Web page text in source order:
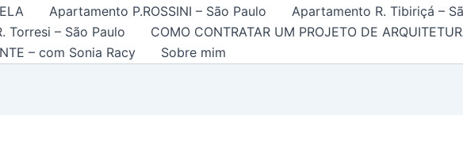
Apartamento P.ROSSINI – São Paulo
Apartamento R. Tibiriçá –
Torresi – São Paulo
COMO CONTRATAR UM PROJETO DE
– com Sonia Racy
Sobre mim